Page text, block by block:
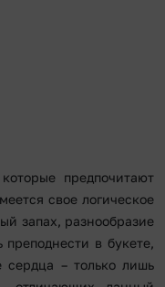
предпочитают
свое логическое
запах, разнообразие
в букете,
– только лишь